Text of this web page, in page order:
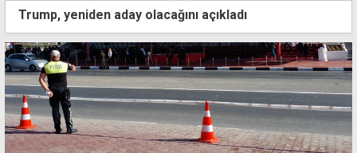
Trump, yeniden aday olacağını açıkladı